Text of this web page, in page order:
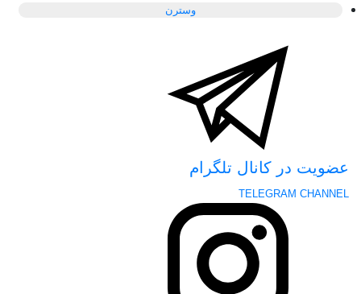
وسترن
عضویت در کانال تلگرام
TELEGRAM CHANNEL